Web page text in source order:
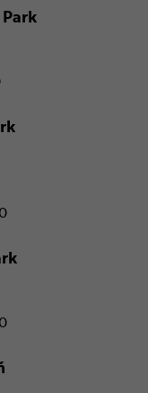
- Comfy Park
- Morski Park
- Solvay Park